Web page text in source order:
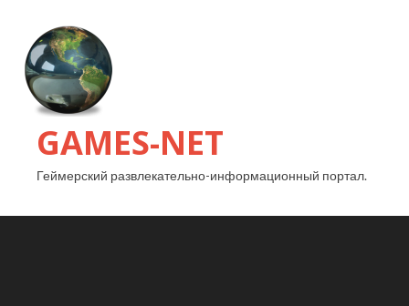
GAMES-NET
Геймерский развлекательно-информационный портал.